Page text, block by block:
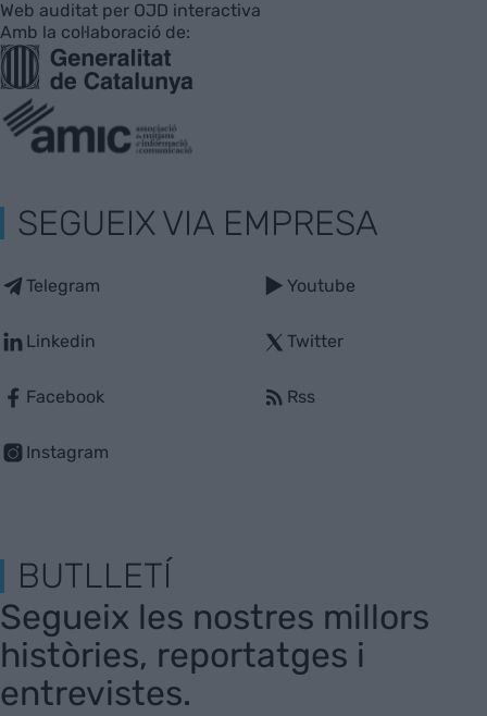
Web auditat per OJD interactiva
Amb la col·laboració de:
SEGUEIX VIA EMPRESA
Telegram
Linkedin
Facebook
Instagram
Youtube
Twitter
Rss
BUTLLETÍ
Segueix les nostres millors
històries, reportatges i
entrevistes.